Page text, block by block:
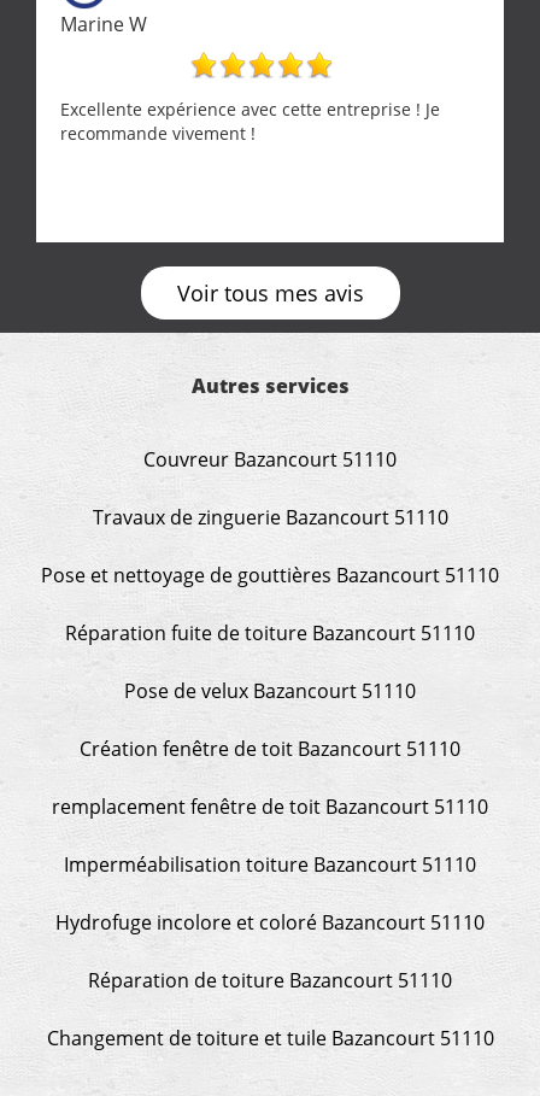
ramonage de notre insert avec dextérité et une
grande propreté, nous gratifiant également de
nombreux conseils concernant d’autres sujets. Un
entrepreneur comme on souhaite en rencontrer.
Encore un grand merci à lui.
Marine W
Excellente expérience avec cette entreprise ! Je
recommande vivement !
Voir tous mes avis
Autres services
Couvreur Bazancourt 51110
Travaux de zinguerie Bazancourt 51110
Pose et nettoyage de gouttières Bazancourt 51110
Réparation fuite de toiture Bazancourt 51110
Pose de velux Bazancourt 51110
Création fenêtre de toit Bazancourt 51110
remplacement fenêtre de toit Bazancourt 51110
Imperméabilisation toiture Bazancourt 51110
Hydrofuge incolore et coloré Bazancourt 51110
Réparation de toiture Bazancourt 51110
Changement de toiture et tuile Bazancourt 51110